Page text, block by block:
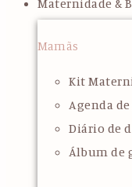
Mamãs
Kit
Agenda
Diário de
Álbum de